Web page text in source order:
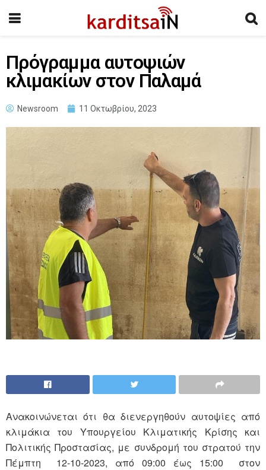
Πρόγραμμα αυτοψιών
κλιμακίων στον Παλαμά
Newsroom 11 Οκτωβρίου, 2023
Ανακοινώνεται ότι θα διενεργηθούν αυτοψίες από
κλιμάκια του Υπουργείου Κλιματικής Κρίσης και
Πολιτικής Προστασίας, με συνδρομή του στρατού την
Πέμπτη 12-10-2023, από 09:00 έως 15:00 στον